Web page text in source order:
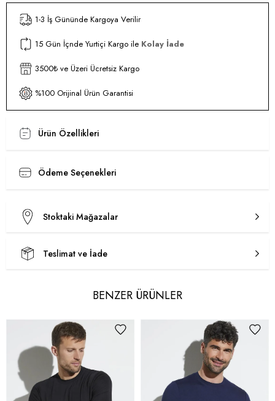
1-3 İş Gününde Kargoya Verilir
15 Gün İçnde Yurtiçi Kargo ile Kolay İade
3500₺ ve Üzeri Ücretsiz Kargo
%100 Orijinal Ürün Garantisi
Ürün Özellikleri
Ödeme Seçenekleri
Stoktaki Mağazalar
Teslimat ve İade
BENZER ÜRÜNLER